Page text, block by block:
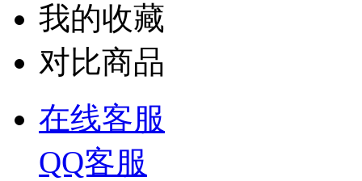
我的收藏
对比商品
在线客服
QQ客服